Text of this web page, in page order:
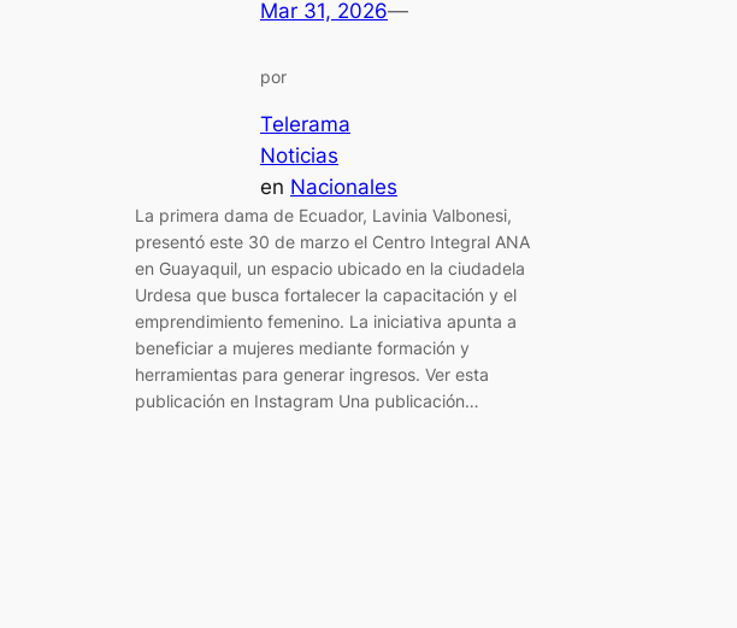
Mar 31, 2026—
por
Telerama
Noticias
en Nacionales
La primera dama de Ecuador, Lavinia Valbonesi,
presentó este 30 de marzo el Centro Integral ANA
en Guayaquil, un espacio ubicado en la ciudadela
Urdesa que busca fortalecer la capacitación y el
emprendimiento femenino. La iniciativa apunta a
beneficiar a mujeres mediante formación y
herramientas para generar ingresos. Ver esta
publicación en Instagram Una publicación…